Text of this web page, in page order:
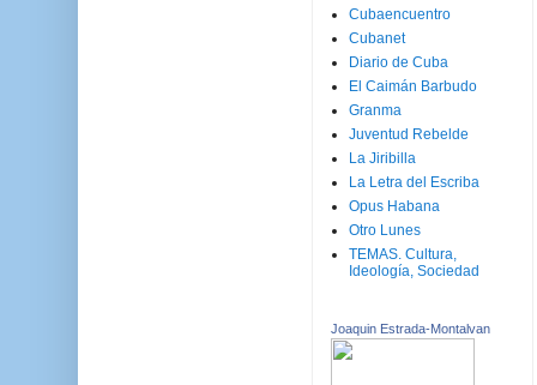
Cubaencuentro
Cubanet
Diario de Cuba
El Caimán Barbudo
Granma
Juventud Rebelde
La Jiribilla
La Letra del Escriba
Opus Habana
Otro Lunes
TEMAS. Cultura,
Ideología, Sociedad
Joaquin Estrada-Montalvan